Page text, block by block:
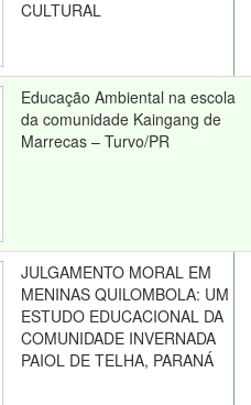
CULTURAL
Educação Ambiental na escola
da comunidade Kaingang de
Marrecas – Turvo/PR
JULGAMENTO MORAL EM
MENINAS QUILOMBOLA: UM
ESTUDO EDUCACIONAL DA
COMUNIDADE INVERNADA
PAIOL DE TELHA, PARANÁ